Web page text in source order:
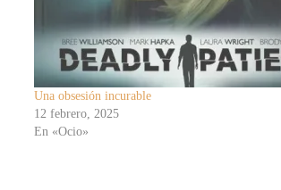
Una obsesión incurable
12 febrero, 2025
En «Ocio»